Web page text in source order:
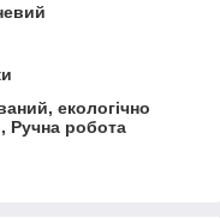
екологічно
Ручна робота